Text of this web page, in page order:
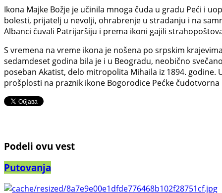
Ikona Majke Božje je učinila mnoga čuda u gradu Peći i
bolesti, prijatelj u nevolji, ohrabrenje u stradanju i na
Albanci čuvali Patrijaršiju i prema ikoni gajili
S vremena na vreme ikona je nošena po srpskim
sedamdeset godina bila je i u Beogradu, neobično
poseban Akatist, delo mitropolita Mihaila iz 1894. godine.
prošplosti na praznik ikone Bogorodice Pećke
Podeli ovu vest
Putovanja